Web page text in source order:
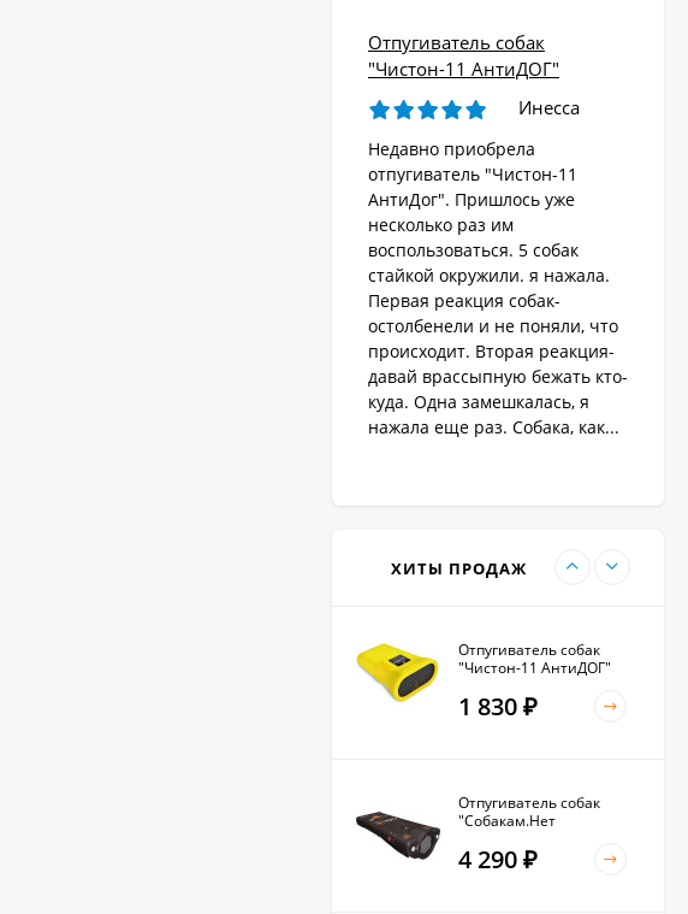
Отпугиватель собак
"Чистон-11 АнтиДОГ"
Инесса
Недавно приобрела
отпугиватель "Чистон-11
АнтиДог". Пришлось уже
несколько раз им
воспользоваться. 5 собак
стайкой окружили. я нажала.
Первая реакция собак-
остолбенели и не поняли, что
происходит. Вторая реакция-
давай врассыпную бежать кто-
куда. Одна замешкалась, я
нажала еще раз. Собака, как...
ХИТЫ ПРОДАЖ
Ультразвуковой
отпугиватель собак,
кошек, лис, кроликов
Garden Protector 3"
8 690 ₽
Электроошейник для
дрессировки собак
«PET998DB»
3 480₽
Ошейник антилай
1 890₽
Отпугиватель собак
"Чистон-11 АнтиДОГ"
1 830 ₽
Отпугиватель собак
"Собакам.Нет
4 290 ₽